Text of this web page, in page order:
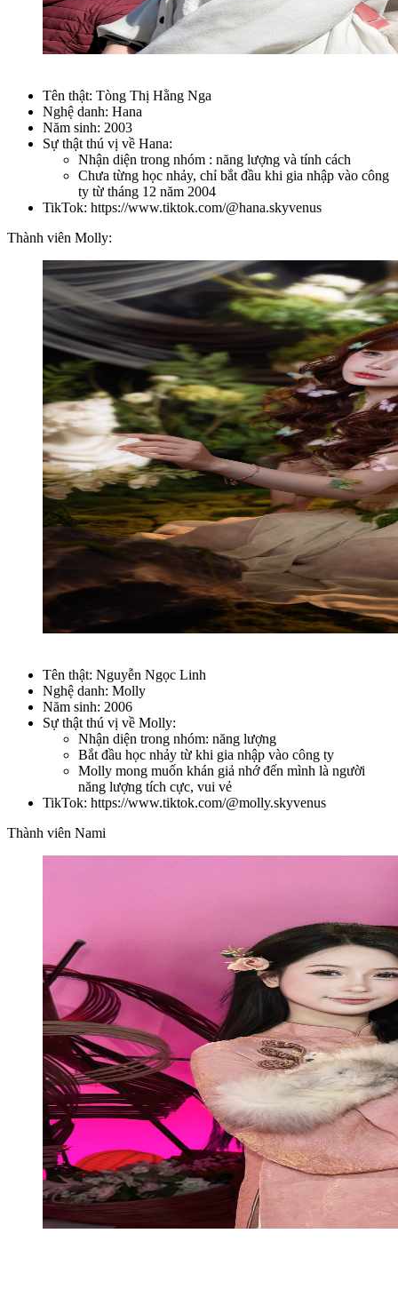
Tên thật: Tòng Thị Hằng Nga
Nghệ danh: Hana
Năm sinh: 2003
Sự thật thú vị về Hana:
Nhận diện trong nhóm : năng lượng và tính cách
Chưa từng học nhảy, chỉ bắt đầu khi gia nhập vào công
ty từ tháng 12 năm 2004
TikTok: https://www.tiktok.com/@hana.skyvenus
Thành viên Molly:
Tên thật: Nguyễn Ngọc Linh
Nghệ danh: Molly
Năm sinh: 2006
Sự thật thú vị về Molly:
Nhận diện trong nhóm: năng lượng
Bắt đầu học nhảy từ khi gia nhập vào công ty
Molly mong muốn khán giả nhớ đến mình là người
năng lượng tích cực, vui vẻ
TikTok: https://www.tiktok.com/@molly.skyvenus
Thành viên Nami